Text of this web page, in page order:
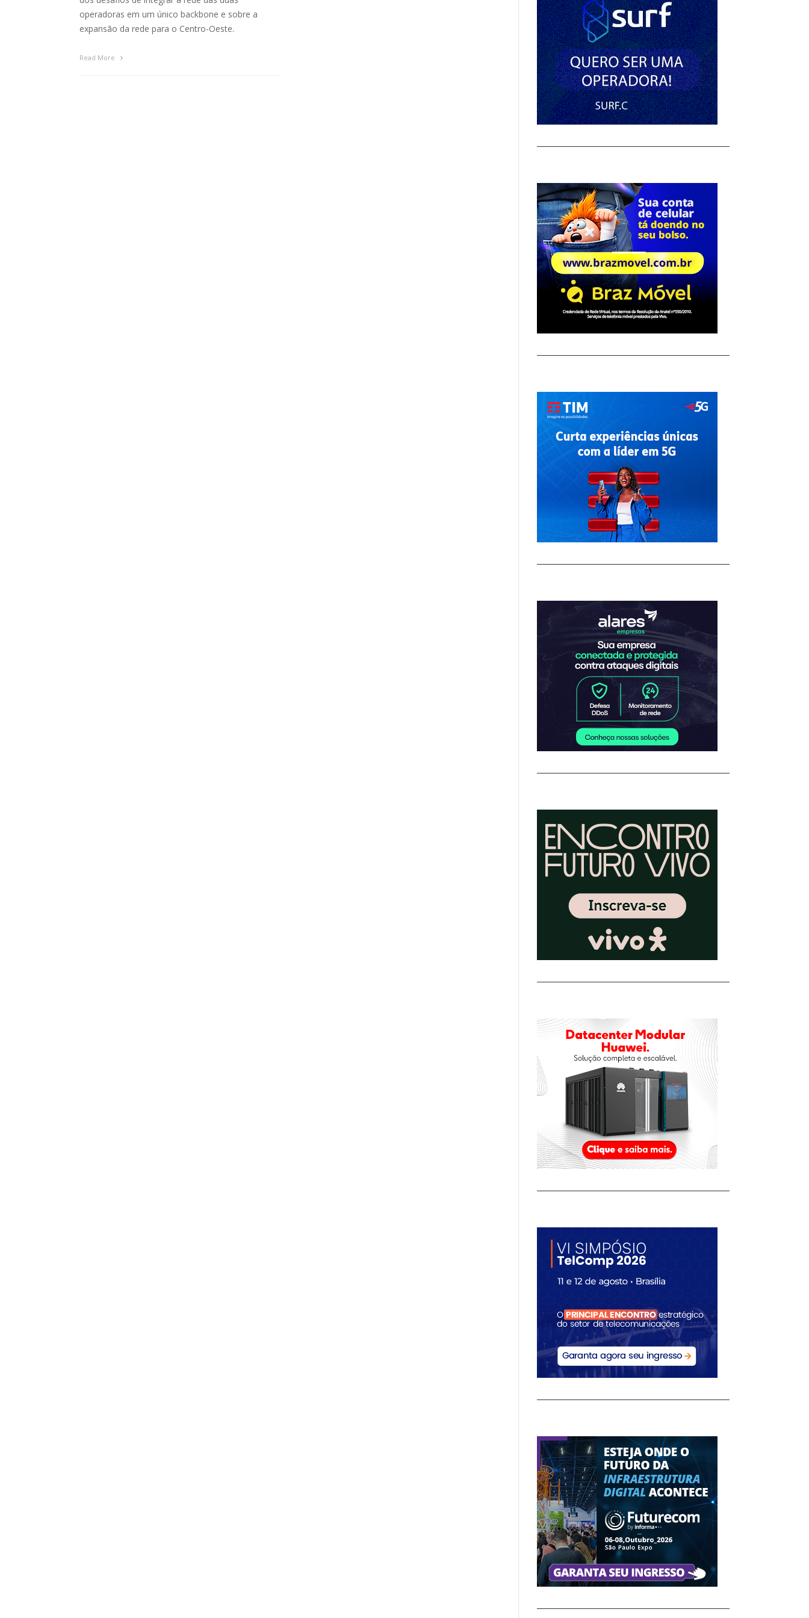
operadoras em um único backbone e sobre a
expansão da rede para o Centro-Oeste.
Read More